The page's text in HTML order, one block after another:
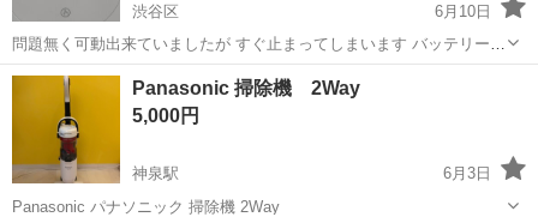
渋谷区
6月10日
問題無く可動出来ていましたが すぐ止まってしまいます バッテリー交
換必要かと思います それでも宜しければ宜しくお願い致します 他も合
わせてお引き取り大変助かります お早めお引き取り日程コメント 合わ
せて宜しくお願い致します
東京 渋谷区 ロボット掃除機
Panasonic 掃除機 2Way
5,000円
神泉駅
6月3日
Panasonic パナソニック 掃除機 2Way